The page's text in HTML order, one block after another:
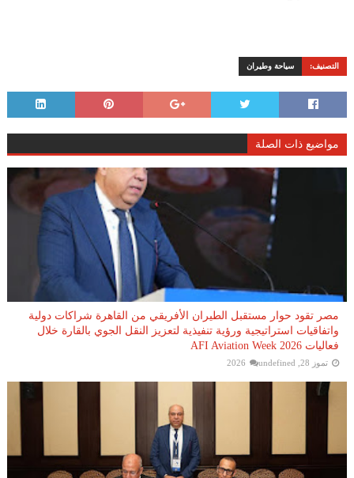
التصنيف: سياحة وطيران
مواضيع ذات الصلة
مصر تقود حوار مستقبل الطيران الأفريقي من القاهرة شراكات دولية
واتفاقيات استراتيجية ورؤية تنفيذية لتعزيز النقل الجوي بالقارة خلال
فعاليات AFI Aviation Week 2026
تموز 28, 2026 undefined